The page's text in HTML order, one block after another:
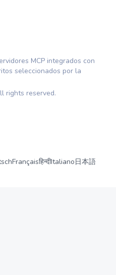
MCP integrados con
seleccionados por la
rights reserved.
Françaisहिन्दीItaliano日本語